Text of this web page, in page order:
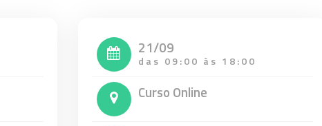
21/09
das 09:00 às 18:00
Curso Online